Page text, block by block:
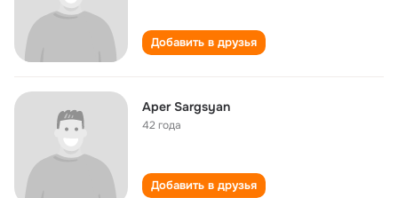
Добавить в друзья
Aper Sargsyan
42 года
Добавить в друзья